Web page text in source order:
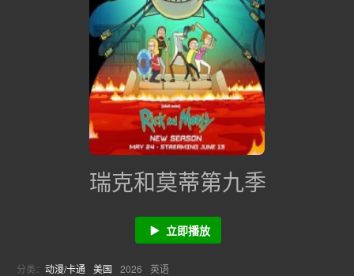
瑞克和莫蒂第九季
立即播放
分类： 动漫/卡通 美国 2026 英语